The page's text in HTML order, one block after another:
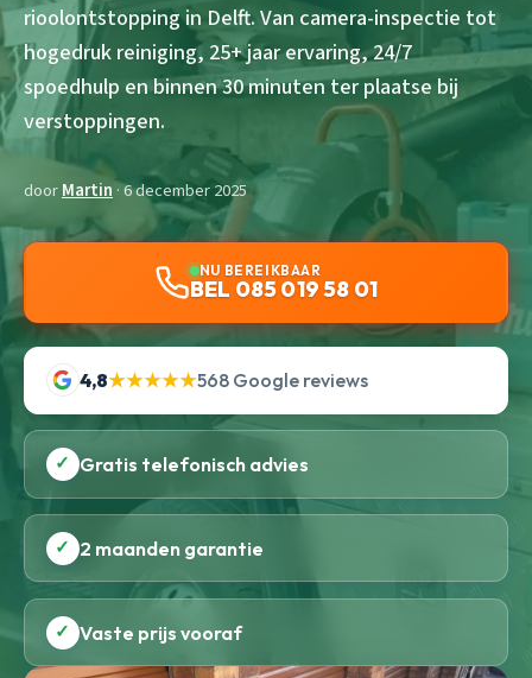
rioolontstopping in Delft. Van camera-inspectie tot
hogedruk reiniging, 25+ jaar ervaring, 24/7
spoedhulp en binnen 30 minuten ter plaatse bij
verstoppingen.
doorMartin· 6 december 2025
NU BEREIKBAAR
BEL 085 019 58 01
4,8★★★★★568 Google reviews
✓ Gratis telefonisch advies
✓ 2 maanden garantie
✓ Vaste prijs vooraf